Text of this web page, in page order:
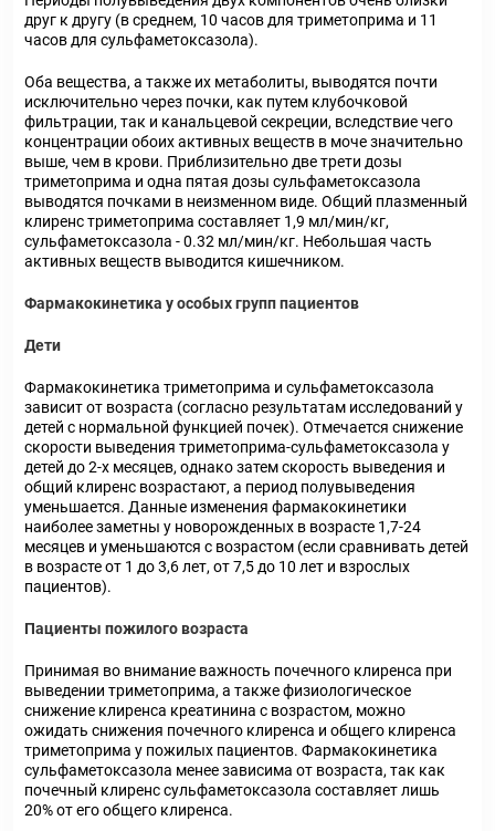
друг к другу (в среднем, 10 часов для триметоприма и 11
часов для сульфаметоксазола).
Оба вещества, а также их метаболиты, выводятся почти
исключительно через почки, как путем клубочковой
фильтрации, так и канальцевой секреции, вследствие чего
концентрации обоих активных веществ в моче значительно
выше, чем в крови. Приблизительно две трети дозы
триметоприма и одна пятая дозы сульфаметоксазола
выводятся почками в неизменном виде. Общий плазменный
клиренс триметоприма составляет 1,9 мл/мин/кг,
сульфаметоксазола - 0.32 мл/мин/кг. Небольшая часть
активных веществ выводится кишечником.
Фармакокинетика у особых групп пациентов
Дети
Фармакокинетика триметоприма и сульфаметоксазола
зависит от возраста (согласно результатам исследований у
детей с нормальной функцией почек). Отмечается снижение
скорости выведения триметоприма-сульфаметоксазола у
детей до 2-х месяцев, однако затем скорость выведения и
общий клиренс возрастают, а период полувыведения
уменьшается. Данные изменения фармакокинетики
наиболее заметны у новорожденных в возрасте 1,7-24
месяцев и уменьшаются с возрастом (если сравнивать детей
в возрасте от 1 до 3,6 лет, от 7,5 до 10 лет и взрослых
пациентов).
Пациенты пожилого возраста
Принимая во внимание важность почечного клиренса при
выведении триметоприма, а также физиологическое
снижение клиренса креатинина с возрастом, можно
ожидать снижения почечного клиренса и общего клиренса
триметоприма у пожилых пациентов. Фармакокинетика
сульфаметоксазола менее зависима от возраста, так как
почечный клиренс сульфаметоксазола составляет лишь
20% от его общего клиренса.